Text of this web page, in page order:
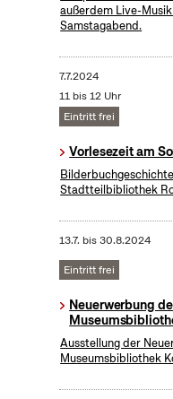
außerdem Live-
Samstagabend.
7.7.2024
11 bis 12 Uhr
Eintritt frei
Vorlesezeit am
Stadtteilbibliothek
13.7. bis30.8.2024
Eintritt frei
Neuerwerbung
Ausstellung der
Museumsbibliothek